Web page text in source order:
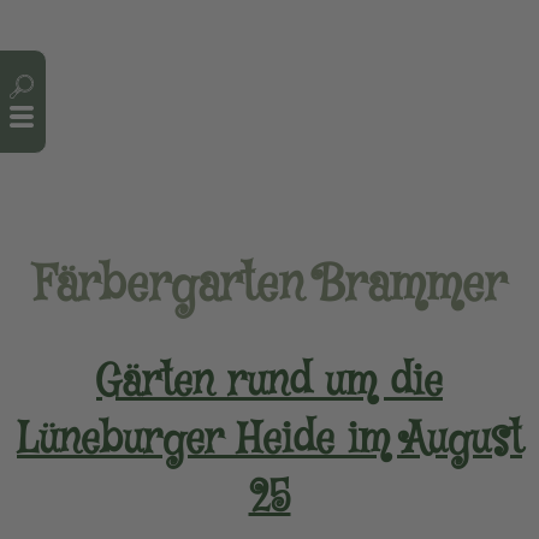
Färbergarten Brammer
Gärten rund um die
Lüneburger Heide im August
25